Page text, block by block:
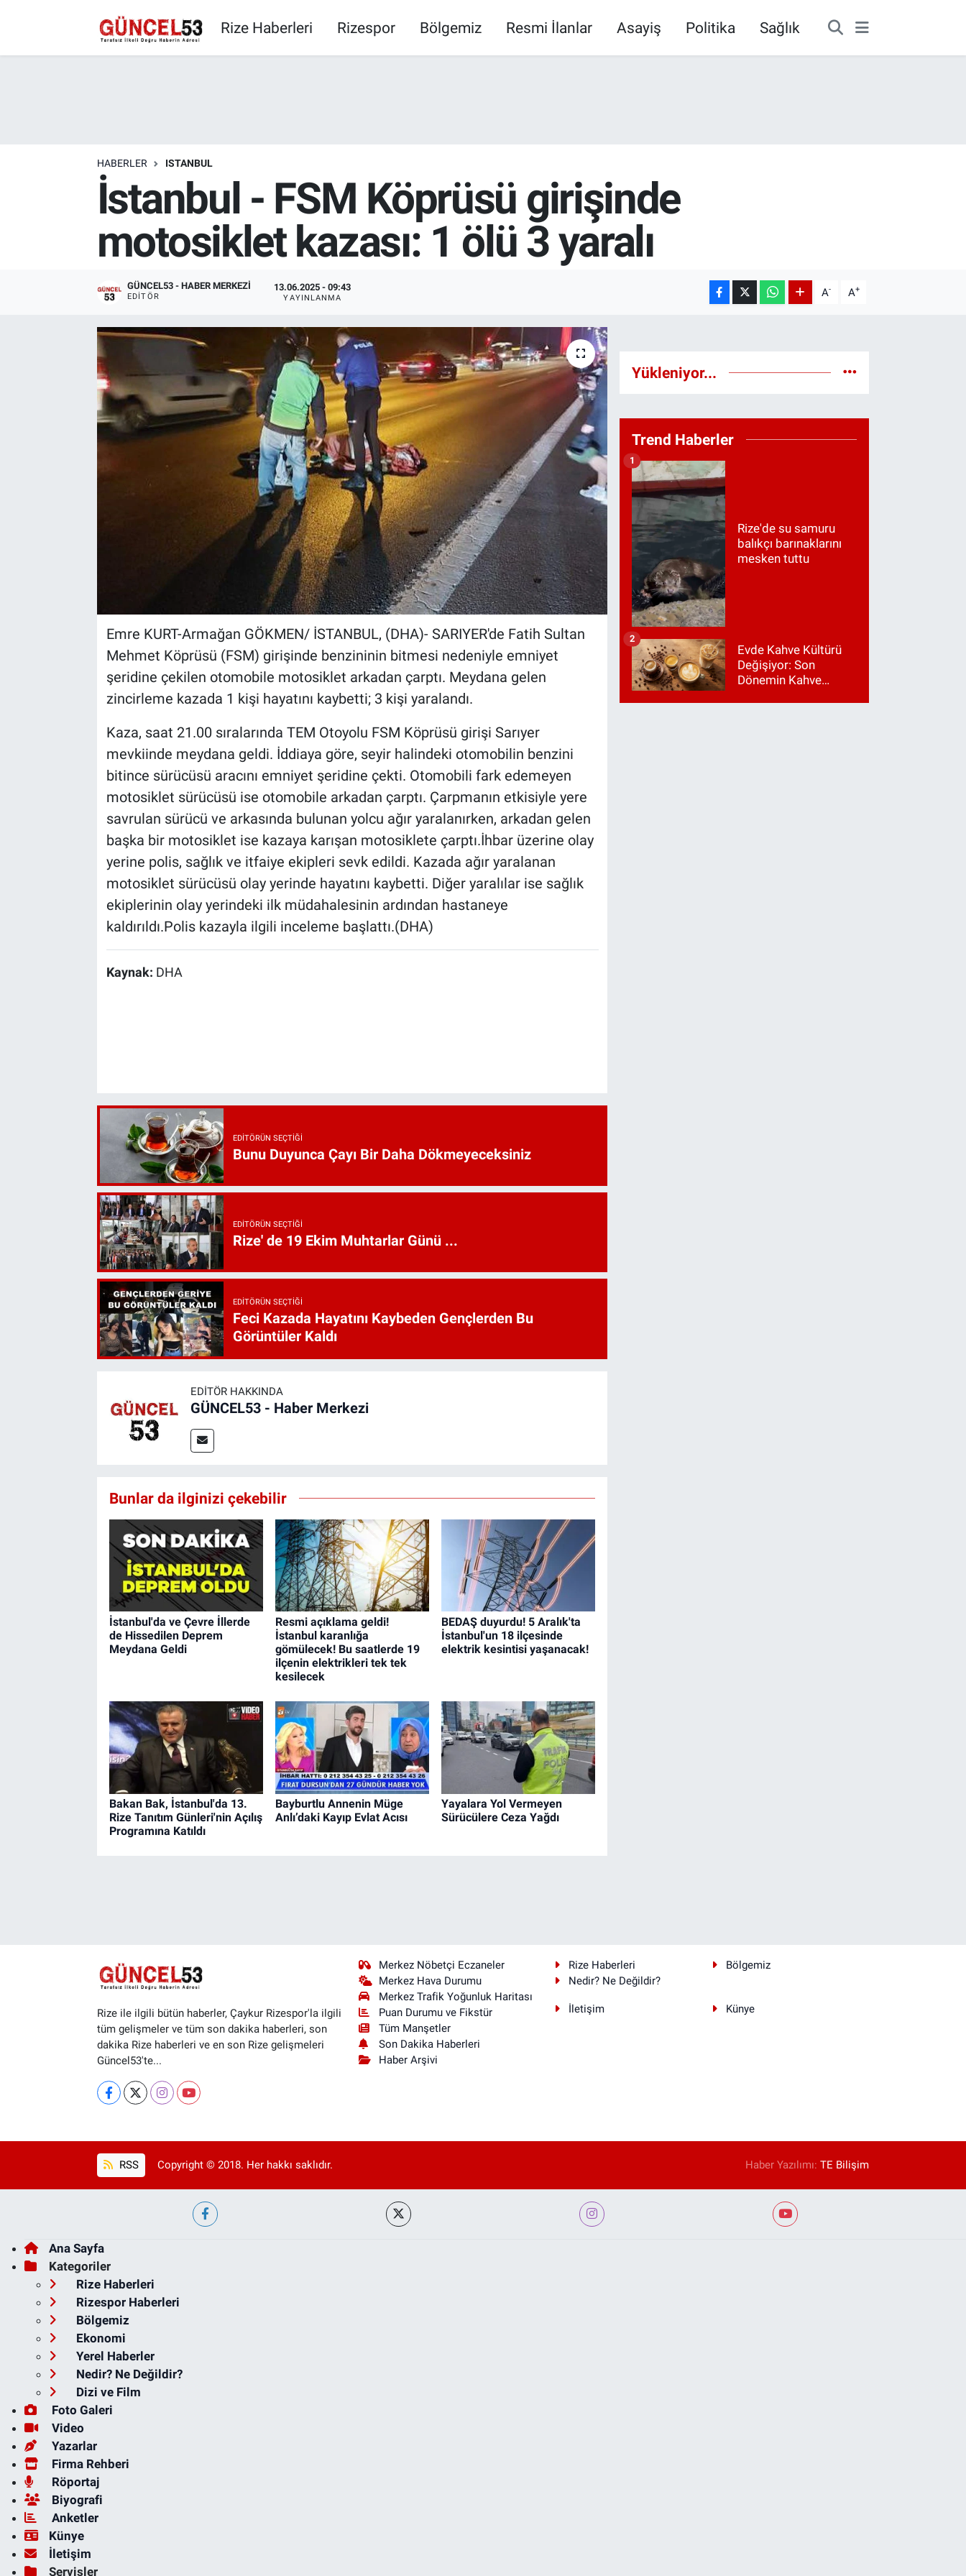
Rize Haberleri Rizespor Bölgemiz Resmi İlanlar Asayiş Politika Sağlık
HABERLER ISTANBUL
İstanbul - FSM Köprüsü girişinde
motosiklet kazası: 1 ölü 3 yaralı
GÜNCEL53 - HABER MERKEZI
EDITÖR
13.06.2025 - 09:43
YAYINLANMA A- A+
Emre KURT-Armağan GÖKMEN/ İSTANBUL, (DHA)- SARIYER'de Fatih Sultan
Mehmet Köprüsü (FSM) girişinde benzininin bitmesi nedeniyle emniyet
şeridine çekilen otomobile motosiklet arkadan çarptı. Meydana gelen
zincirleme kazada 1 kişi hayatını kaybetti; 3 kişi yaralandı.
Kaza, saat 21.00 sıralarında TEM Otoyolu FSM Köprüsü girişi Sarıyer
mevkiinde meydana geldi. İddiaya göre, seyir halindeki otomobilin benzini
bitince sürücüsü aracını emniyet şeridine çekti. Otomobili fark edemeyen
motosiklet sürücüsü ise otomobile arkadan çarptı. Çarpmanın etkisiyle yere
savrulan sürücü ve arkasında bulunan yolcu ağır yaralanırken, arkadan gelen
başka bir motosiklet ise kazaya karışan motosiklete çarptı.İhbar üzerine olay
yerine polis, sağlık ve itfaiye ekipleri sevk edildi. Kazada ağır yaralanan
motosiklet sürücüsü olay yerinde hayatını kaybetti. Diğer yaralılar ise sağlık
ekiplerinin olay yerindeki ilk müdahalesinin ardından hastaneye
kaldırıldı.Polis kazayla ilgili inceleme başlattı.(DHA)
Kaynak: DHA
EDITÖRÜN SEÇTIĞI
Bunu Duyunca Çayı Bir Daha Dökmeyeceksiniz
EDITÖRÜN SEÇTIĞI
Rize' de 19 Ekim Muhtarlar Günü ...
EDITÖRÜN SEÇTIĞI
Feci Kazada Hayatını Kaybeden Gençlerden Bu
Görüntüler Kaldı
EDITÖR HAKKINDA
GÜNCEL53 - Haber Merkezi
Bunlar da ilginizi çekebilir
İstanbul'da ve Çevre İllerde
de Hissedilen Deprem
Meydana Geldi
Resmi açıklama geldi!
İstanbul karanlığa
gömülecek! Bu saatlerde 19
ilçenin elektrikleri tek tek
kesilecek
BEDAŞ duyurdu! 5 Aralık'ta
İstanbul'un 18 ilçesinde
elektrik kesintisi yaşanacak!
Bakan Bak, İstanbul'da 13.
Rize Tanıtım Günleri'nin Açılış
Programına Katıldı
Bayburtlu Annenin Müge
Anlı’daki Kayıp Evlat Acısı
Yayalara Yol Vermeyen
Sürücülere Ceza Yağdı
Yükleniyor...
Trend Haberler
Rize'de su samuru
balıkçı barınaklarını
mesken tuttu
1
Evde Kahve Kültürü
Değişiyor: Son
Dönemin Kahve
2
Rize ile ilgili bütün haberler, Çaykur Rizespor'la ilgili
tüm gelişmeler ve tüm son dakika haberleri, son
dakika Rize haberleri ve en son Rize gelişmeleri
Güncel53'te...
Merkez Nöbetçi Eczaneler
Merkez Hava Durumu
Merkez Trafik Yoğunluk Haritası
Puan Durumu ve Fikstür
Tüm Manşetler
Son Dakika Haberleri
Haber Arşivi
Rize Haberleri
Bölgemiz
Nedir? Ne Değildir?
İletişim Künye
RSS Copyright © 2018. Her hakkı saklıdır. Haber Yazılımı:TE Bilişim
Ana Sayfa
Kategoriler
Rize Haberleri
Rizespor Haberleri
Bölgemiz
Ekonomi
Yerel Haberler
Nedir? Ne Değildir?
Dizi ve Film
Foto Galeri
Video
Yazarlar
Firma Rehberi
Röportaj
Biyografi
Anketler
Künye
İletişim
Servisler